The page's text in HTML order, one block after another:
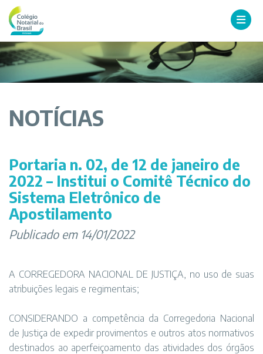
NOTÍCIAS
Portaria n. 02, de 12 de janeiro de
2022 – Institui o Comitê Técnico do
Sistema Eletrônico de
Apostilamento
Publicado em 14/01/2022
A CORREGEDORA NACIONAL DE JUSTIÇA, no uso de suas
atribuições legais e regimentais;
CONSIDERANDO a competência da Corregedoria Nacional
de Justiça de expedir provimentos e outros atos normativos
destinados ao aperfeiçoamento das atividades dos órgãos